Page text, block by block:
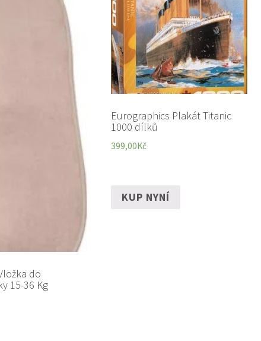
do
15-36 Kg
Eurographics Plakát Titanic
1000 dílků
399,00Kč
KUP NYNÍ